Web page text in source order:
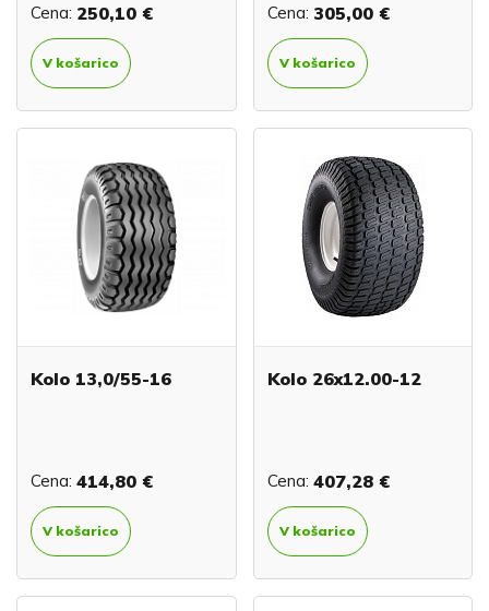
Cena: 250,10 €
V košarico
Cena: 305,00 €
V košarico
Kolo 13,0/55-16
Cena: 414,80 €
V košarico
Kolo 26x12.00-12
Cena: 407,28 €
V košarico